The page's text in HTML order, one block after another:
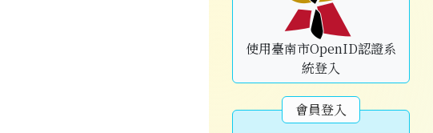
使用臺南市OpenID認證系
統登入
會員登入